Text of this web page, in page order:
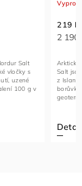
Salt
vločky s
uzené
100 g v
219
2 190
Detail
Salt
z